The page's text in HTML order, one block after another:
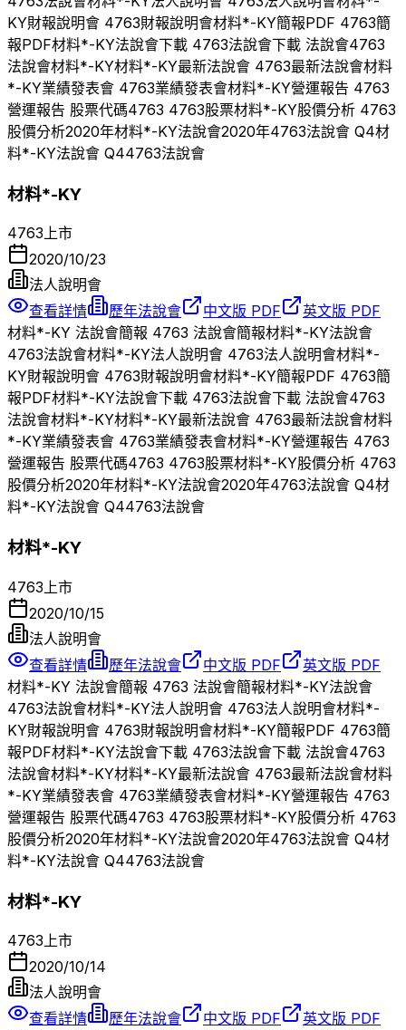
KY財報說明會 4763財報說明會材料*-KY簡報PDF 4763簡
報PDF材料*-KY法說會下載 4763法說會下載 法說會4763
法說會材料*-KY材料*-KY最新法說會 4763最新法說會材料
*-KY業績發表會 4763業績發表會材料*-KY營運報告 4763
營運報告 股票代碼4763 4763股票材料*-KY股價分析 4763
股價分析2020年材料*-KY法說會2020年4763法說會 Q4材
料*-KY法說會 Q44763法說會
材料*-KY
4763上市
2020/10/23
法人說明會
查看詳情
歷年法說會 中文版 PDF
英文版 PDF
材料*-KY 法說會簡報 4763 法說會簡報材料*-KY法說會
4763法說會材料*-KY法人說明會 4763法人說明會材料*-
KY財報說明會 4763財報說明會材料*-KY簡報PDF 4763簡
報PDF材料*-KY法說會下載 4763法說會下載 法說會4763
法說會材料*-KY材料*-KY最新法說會 4763最新法說會材料
*-KY業績發表會 4763業績發表會材料*-KY營運報告 4763
營運報告 股票代碼4763 4763股票材料*-KY股價分析 4763
股價分析2020年材料*-KY法說會2020年4763法說會 Q4材
料*-KY法說會 Q44763法說會
材料*-KY
4763 上市
2020/10/15
法人說明會
查看詳情
歷年法說會 中文版 PDF
英文版 PDF
材料*-KY 法說會簡報 4763 法說會簡報材料*-KY法說會
4763法說會材料*-KY法人說明會 4763法人說明會材料*-
KY財報說明會 4763財報說明會材料*-KY簡報PDF 4763簡
報PDF材料*-KY法說會下載 4763法說會下載 法說會4763
法說會材料*-KY材料*-KY最新法說會 4763最新法說會材料
*-KY業績發表會 4763業績發表會材料*-KY營運報告 4763
營運報告 股票代碼4763 4763股票材料*-KY股價分析 4763
股價分析2020年材料*-KY法說會2020年4763法說會 Q4材
料*-KY法說會 Q44763法說會
材料*-KY
4763上市
2020/10/14
法人說明會
查看詳情
歷年法說會 中文版 PDF
英文版 PDF